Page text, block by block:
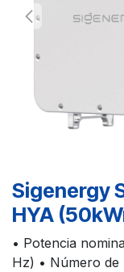
Sigenergy
HYA
• Potencia
Hz) • Número de